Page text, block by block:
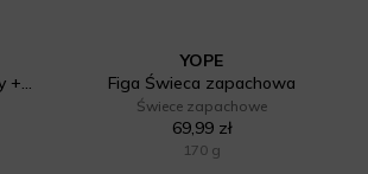
Men Wood Żel do mycia twarzy + Krem nawilżający
YOPE
Figa Świeca zapachowa
Świece zapachowe
69,99 zł
170 g